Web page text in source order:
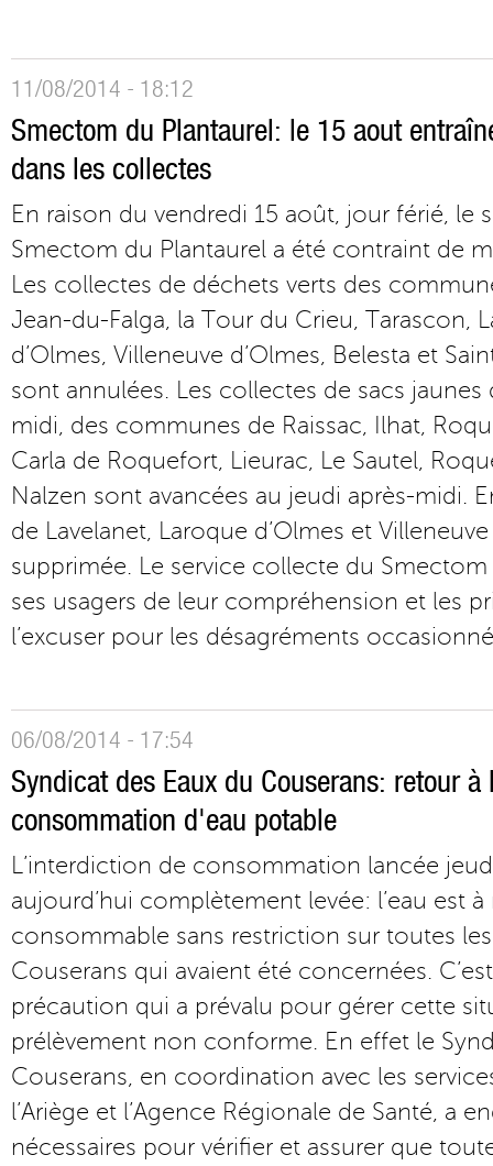
11/08/2014 - 18:12
Smectom du Plantaurel: le 15 aout
dans les collectes
En raison du vendredi 15 août, jour férié, le
Smectom du Plantaurel a été contraint de
Les collectes de déchets verts des
Jean-du-Falga, la Tour du Crieu, Tarascon,
d’Olmes, Villeneuve d’Olmes, Belesta et
sont annulées. Les collectes de sacs jaunes
midi, des communes de Raissac, Ilhat,
Carla de Roquefort, Lieurac, Le Sautel,
Nalzen sont avancées au jeudi après-midi.
de Lavelanet, Laroque d’Olmes et
supprimée. Le service collecte du
ses usagers de leur compréhension et les
l’excuser pour les désagréments
06/08/2014 - 17:54
Syndicat des Eaux du Couserans: retour
consommation d'eau potable
L’interdiction de consommation lancée
aujourd’hui complètement levée: l’eau est
consommable sans restriction sur toutes
Couserans qui avaient été concernées.
précaution qui a prévalu pour gérer cette
prélèvement non conforme. En effet le
Couserans, en coordination avec les
l’Ariège et l’Agence Régionale de Santé, a
nécessaires pour vérifier et assurer que